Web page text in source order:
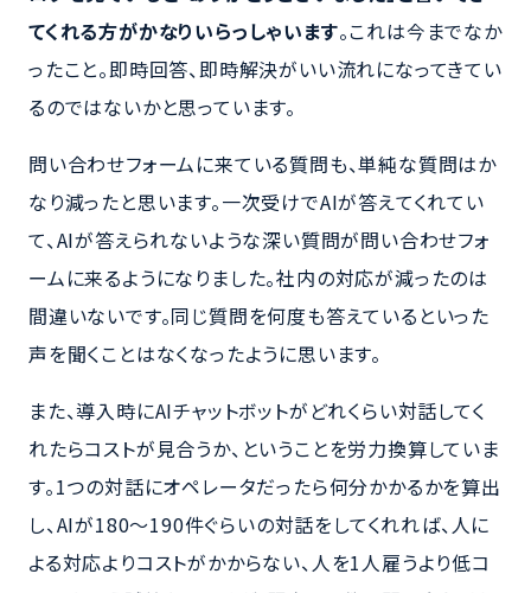
てくれる方がかなりいらっしゃいます。これは今までなか
ったこと。即時回答、即時解決がいい流れになってきてい
るのではないかと思っています。
問い合わせフォームに来ている質問も、単純な質問はか
なり減ったと思います。一次受けでAIが答えてくれてい
て、AIが答えられないような深い質問が問い合わせフォ
ームに来るようになりました。社内の対応が減ったのは
間違いないです。同じ質問を何度も答えているといった
声を聞くことはなくなったように思います。
また、導入時にAIチャットボットがどれくらい対話してく
れたらコストが見合うか、ということを労力換算していま
す。1つの対話にオペレータだったら何分かかるかを算出
し、AIが180～190件ぐらいの対話をしてくれれば、人に
よる対応よりコストがかからない、人を1人雇うより低コ